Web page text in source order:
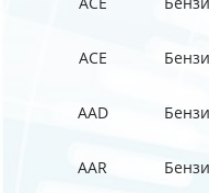
ACE
AAD
AAR